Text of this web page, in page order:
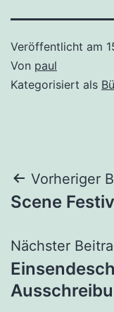
Veröffentlicht am
Von paul
Kategorisiert als
Vorheriger
Scene
Nächster